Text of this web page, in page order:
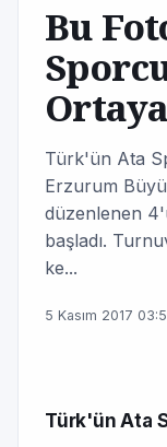
Bu
Türk'ün Ata
Erzurum
düzenlenen
başladı.
ke...
5 Kasım 2017
Türk'ün Ata